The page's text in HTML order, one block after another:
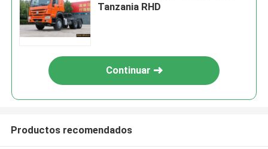
Tanzania RHD
Continuar
Productos recomendados